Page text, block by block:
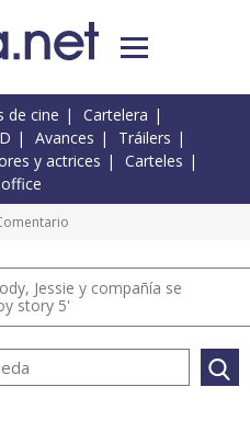
de cine
Cartelera
Avances
Tráilers
y actrices
Carteles
Jessie y compañía se
story 5'